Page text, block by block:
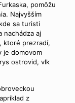
pomôžu
Najvyšším
sa turisti
nachádza aj
ktoré prezradí,
je domovom
ostrovid, vlk
z